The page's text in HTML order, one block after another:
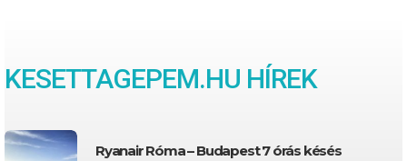
KESETTAGEPEM.HU HÍREK
Ryanair Róma – Budapest 7 órás késés